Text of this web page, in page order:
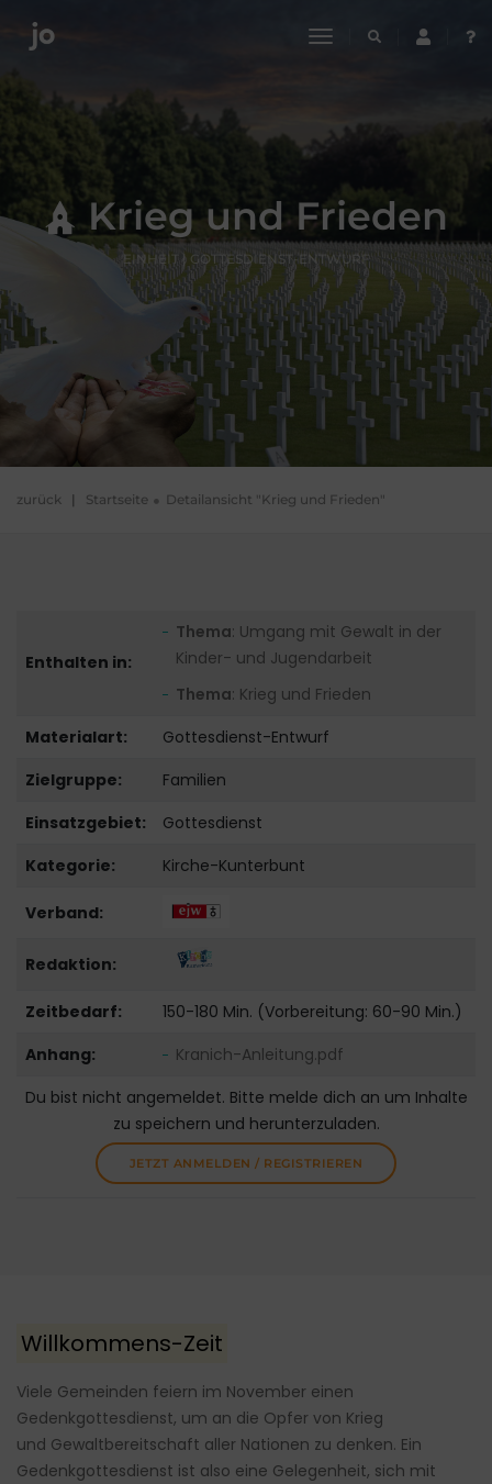
toggle
Krieg und Frieden
EINHEIT | GOTTESDIENST-ENTWURF
zurück | Startseite Detailansicht "Krieg und Frieden"
Enthalten in:
Thema: Umgang mit Gewalt in der
Kinder- und Jugendarbeit
Thema: Krieg und Frieden
Materialart:
Gottesdienst-Entwurf
Zielgruppe:
Familien
Einsatzgebiet:
Gottesdienst
Kategorie:
Kirche-Kunterbunt
Verband:
Redaktion:
Zeitbedarf:
150-180 Min. (Vorbereitung: 60-90 Min.)
Anhang:
Kranich-Anleitung.pdf
Du bist nicht angemeldet. Bitte melde dich an um Inhalte
zu speichern und herunterzuladen.
JETZT ANMELDEN / REGISTRIEREN
Willkommens-Zeit
Viele Gemeinden feiern im November einen
Gedenkgottesdienst, um an die Opfer von Krieg
und Gewaltbereitschaft aller Nationen zu denken. Ein
Gedenkgottesdienst ist also eine Gelegenheit, sich mit